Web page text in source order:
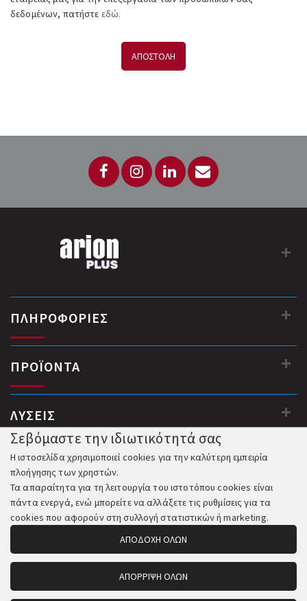
δεδομένων, πατήστε εδώ.
ΑΠΟΣΤΟΛΗ
ΠΛΗΡΟΦΟΡΙΕΣ
ΠΡΟΪΟΝΤΑ
ΛΥΣΕΙΣ
© 2018-2026 All Rights Reserved. Κατασκευή και Φιλοξενία:
Σεβόμαστε την ιδιωτικότητά σας
Η ιστοσελίδα χρησιμοποιεί cookies για την καλύτερη εμπειρία
πλοήγησης των χρηστών.
Τα απαραίτητα για τη λειτουργία του ιστοτόπου cookies είναι
πάντα ενεργά, ενώ μπορείτε να αλλάξετε τις ρυθμίσεις για τα
cookies που αφορούν στη συλλογή στατιστικών ή marketing.
ΑΠΟΔΟΧΗ ΟΛΩΝ
ΑΠΟΡΡΙΨΗ ΟΛΩΝ